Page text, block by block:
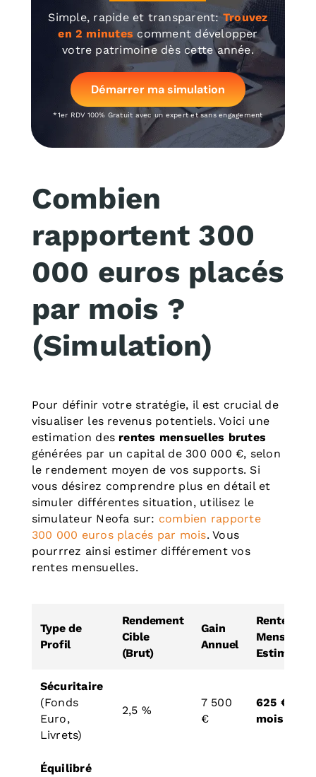
Simple, rapide et transparent: Trouvez
en 2 minutes comment développer
votre patrimoine dès cette année.
Démarrer ma simulation
*1er RDV 100% Gratuit avec un expert et sans engagement
Combien
rapportent 300
000 euros placés
par mois ?
(Simulation)
Pour définir votre stratégie, il est crucial de
visualiser les revenus potentiels. Voici une
estimation des rentes mensuelles brutes
générées par un capital de 300 000 €, selon
le rendement moyen de vos supports. Si
vous désirez comprendre plus en détail et
simuler différentes situation, utilisez le
simulateur Neofa sur: combien rapporte
300 000 euros placés par mois. Vous
pourrrez ainsi estimer différement vos
rentes mensuelles.
Type de
Profil
Rendement
Cible
(Brut)
Gain
Annuel
Rente
Mensuelle
Estimée
Sécuritaire
(Fonds
Euro,
Livrets)
2,5 %
7 500
€
625 € /
mois
Équilibré